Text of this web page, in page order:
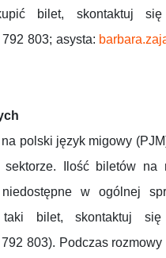
bilet, skontaktuj
803; asysta:
polski język migowy
sektorze. Ilość biletów
w ogólnej
taki bilet, skontaktuj
803). Podczas